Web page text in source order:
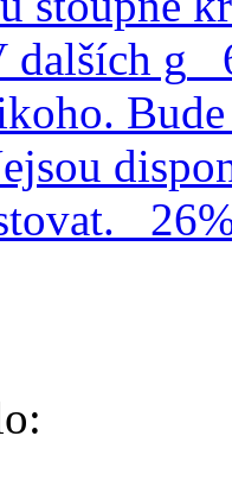
dalších g